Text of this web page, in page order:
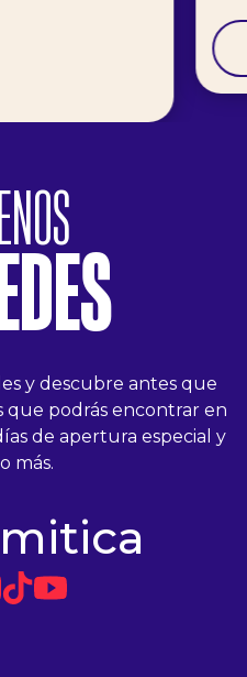
y descubre antes que
que podrás encontrar en
de apertura especial y
más.